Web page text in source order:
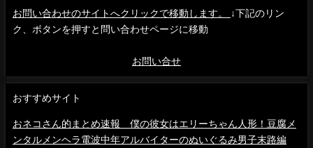
お問い合わせのサイトへクリックで移動します。
↓下記のリン
ク、ボタンを押すと問い合わせページに移動
お問い合せ
おすすめサイト
おネコさん的まとめ速報 僕の彼女はエリーちゃん人形！豆腐メ
ンタルメンヘラ電波中年アルバイターのぬいぐるみ男子末路編